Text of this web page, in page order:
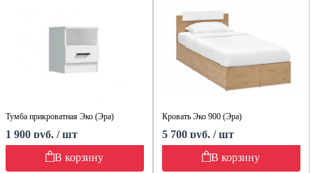
Тумба прикроватная Эко (Эра)
1 900 руб. / шт
В корзину
Кровать Эко 900 (Эра)
5 700 руб. / шт
В корзину